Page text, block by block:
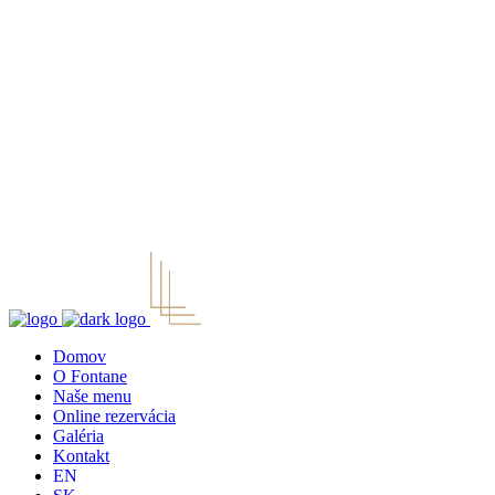
Domov
O Fontane
Naše menu
Online rezervácia
Galéria
Kontakt
EN